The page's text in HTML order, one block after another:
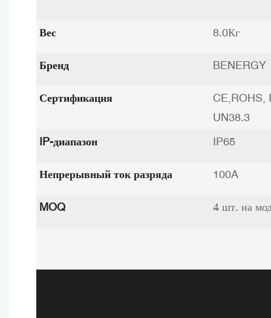
Вес 8.0Кг
Бренд BENERGY
Сертификация
CE,ROHS,
UN38.3
IP-диапазон
IP65
Непрерывный ток разряда 100A
MOQ 4 шт. на